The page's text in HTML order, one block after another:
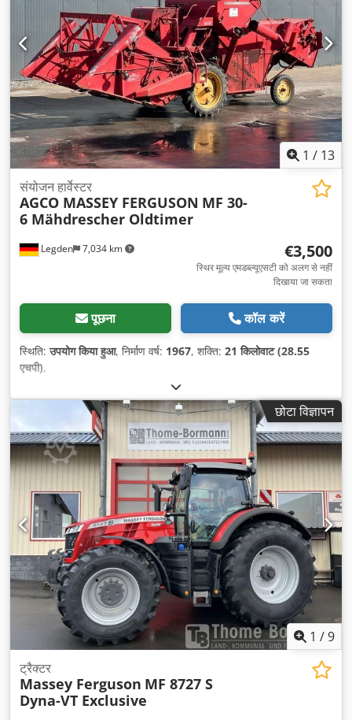
1 / 13
Legden 7,034 km
संयोजन हार्वेस्टर
AGCO MASSEY FERGUSON MF 30-
6 Mähdrescher Oldtimer
€3,500
स्थिर मूल्य एमडब्ल्यूएसटी को अलग से नहीं
दिखाया जा सकता
पूछना कॉल करें
स्थिति:उपयोग किया हुआ, निर्माण वर्ष: 1967, शक्ति: 21 किलोवाट (28.55
एचपी),
छोटा विज्ञापन
1 /9
ट्रैक्टर
Massey Ferguson MF 8727 S
Dyna-VT Exclusive